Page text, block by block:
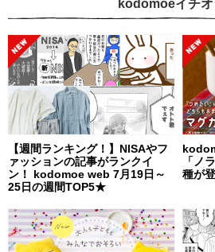
kodomoeイチオ
【週間ランキング！】NISAやフ
ァッションの記事がランクイ
ン！ kodomoe web 7月19日～
25日の週間TOP5★
「ノ
種が